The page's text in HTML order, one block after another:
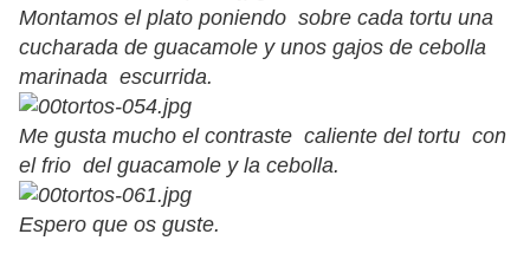
Montamos el plato poniendo sobre cada tortu una
cucharada de guacamole y unos gajos de cebolla
marinada escurrida.
Me gusta mucho el contraste caliente del tortu con
el frio del guacamole y la cebolla.
Espero que os guste.